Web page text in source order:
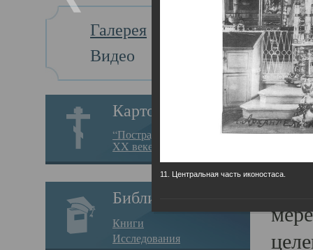
Галерея
Видео
Картотека
“Пострадавшие за веру в
XX веке на Севере”
Библиотека
Книги
Исследования
Главная
11. Центральная часть иконостаса.